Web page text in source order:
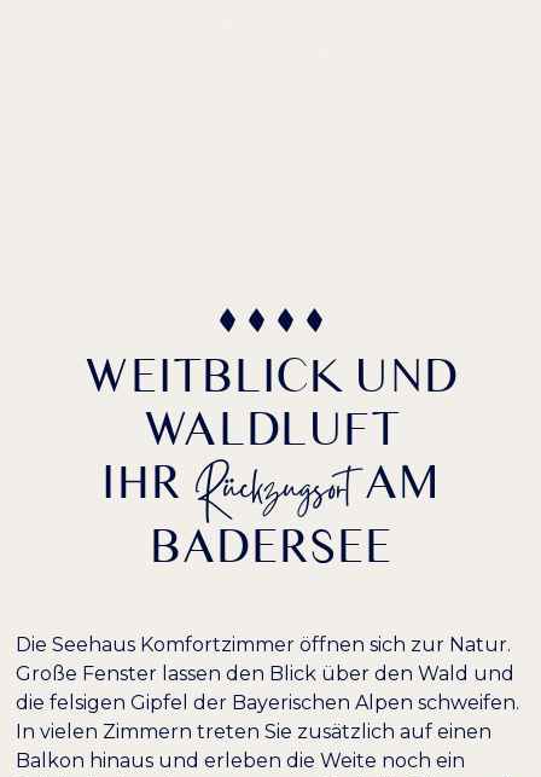
Farben umkehren Monochrom
Dunkler Kontrast Heller Kontrast
WEITBLICK UND
WALDLUFT
IHR RückzugsortAM
BADERSEE
Die Seehaus Komfortzimmer öffnen sich zur Natur.
Große Fenster lassen den Blick über den Wald und
die felsigen Gipfel der Bayerischen Alpen schweifen.
In vielen Zimmern treten Sie zusätzlich auf einen
Balkon hinaus und erleben die Weite noch ein